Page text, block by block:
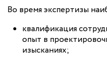
Во время экспертизы
квалификация
опыт в
изысканиях;